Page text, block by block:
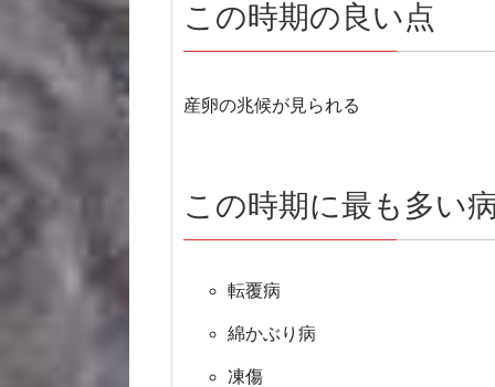
この時期の良い点
産卵の兆候が見られる
この時期に最も多い
転覆病
綿かぶり病
凍傷